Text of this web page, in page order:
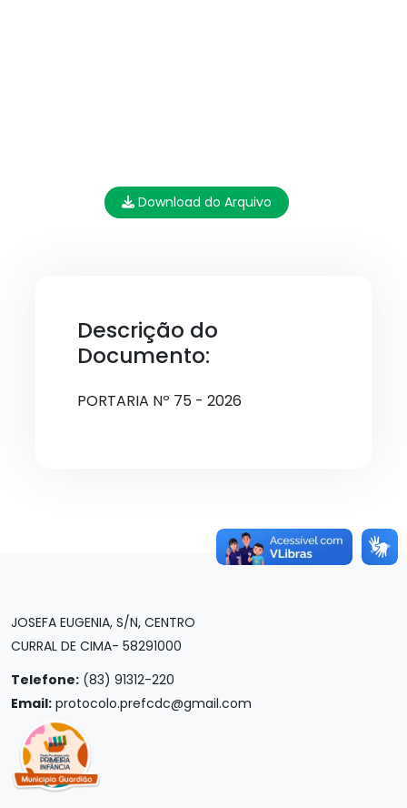
Download do Arquivo
Descrição do
Documento:
PORTARIA Nº 75 - 2026
JOSEFA EUGENIA, S/N, CENTRO
CURRAL DE CIMA- 58291000
Telefone: (83) 91312-220
Email: protocolo.prefcdc@gmail.com